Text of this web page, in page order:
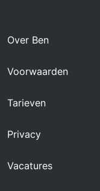
Over Ben
Voorwaarden
Tarieven
Privacy
Vacatures